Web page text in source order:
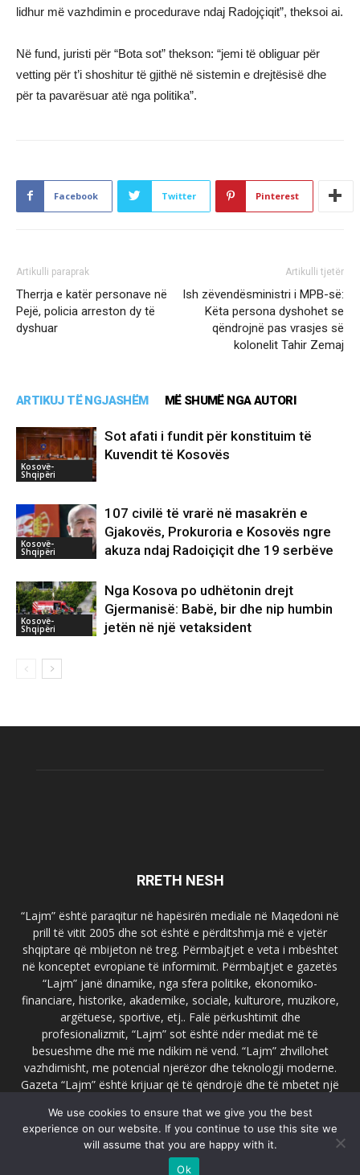
lidhur më vazhdimin e procedurave ndaj Radojçiqit”, theksoi ai.
Në fund, juristi për “Bota sot” thekson: “jemi të obliguar për
vetting për t’i shoshitur të gjithë në sistemin e drejtësisë dhe
për ta pavarësuar atë nga politika”.
Facebook Twitter Pinterest
Artikulli paraprak
Therrja e katër personave në
Pejë, policia arreston dy të
dyshuar
Artikulli tjetër
Ish zëvendësministri i MPB-së:
Këta persona dyshohet se
qëndrojnë pas vrasjes së
kolonelit Tahir Zemaj
ARTIKUJ TË NGJASHËM MË SHUMË NGA AUTORI
Kosovë-
Shqipëri
Sot afati i fundit për konstituim të
Kuvendit të Kosovës
Kosovë-
Shqipëri
107 civilë të vrarë në masakrën e
Gjakovës, Prokuroria e Kosovës ngre
akuza ndaj Radoiçiçit dhe 19 serbëve
Kosovë-
Shqipëri
Nga Kosova po udhëtonin drejt
Gjermanisë: Babë, bir dhe nip humbin
jetën në një vetaksident
RRETH NESH
“Lajm” është paraqitur në hapësirën mediale në Maqedoni në
prill të vitit 2005 dhe sot është e përditshmja më e vjetër
shqiptare që mbijeton në treg. Përmbajtjet e veta i mbështet
në konceptet evropiane të informimit. Përmbajtjet e gazetës
“Lajm” janë dinamike, nga sfera politike, ekonomiko-
financiare, historike, akademike, sociale, kulturore, muzikore,
argëtuese, sportive, etj.. Falë përkushtimit dhe
profesionalizmit, “Lajm” sot është ndër mediat më të
besueshme dhe më me ndikim në vend. “Lajm” zhvillohet
vazhdimisht, me potencial njerëzor dhe teknologji moderne.
Gazeta “Lajm” është krijuar që të qëndrojë dhe të mbetet një
faqja zyrtare e gazetës “Lajm”, www.lajmpress.org është një
ndër portalet më të njohur në Maqedoni.
lajm.sk@gmail.com
We use cookies to ensure that we give you the best
experience on our website. If you continue to use this site we
will assume that you are happy with it.
Ok